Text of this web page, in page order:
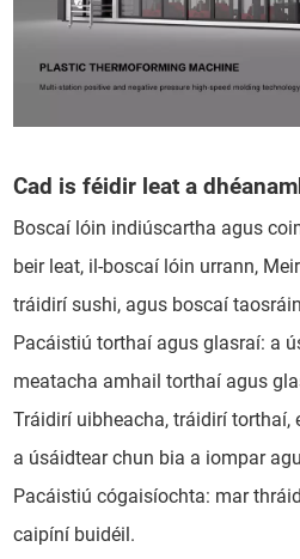
Cad is féidir leat a
Boscaí lóin indiúscartha agus
beir leat, il-boscaí lóin urrann,
tráidirí sushi, agus boscaí
Pacáistiú torthaí agus glasraí: a
meatacha amhail torthaí agus
Tráidirí uibheacha, tráidirí torthaí,
a úsáidtear chun bia a iompar
Pacáistiú cógaisíochta: mar
caipíní buidéil.